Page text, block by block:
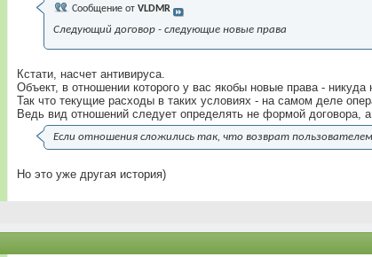
Сообщение от VLDMR
Следующий договор - следующие новые права
Кстати, насчет антивируса.
Объект, в отношении которого у вас якобы новые права -
Так что текущие расходы в таких условиях - на самом деле
Ведь вид отношений следует определять не формой договора,
Если отношения сложились так, что возврат
Но это уже другая история)